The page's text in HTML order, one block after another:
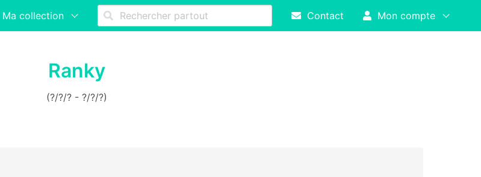
Ma collection Contact Mon compte
Ranky
(?/?/? - ?/?/?)